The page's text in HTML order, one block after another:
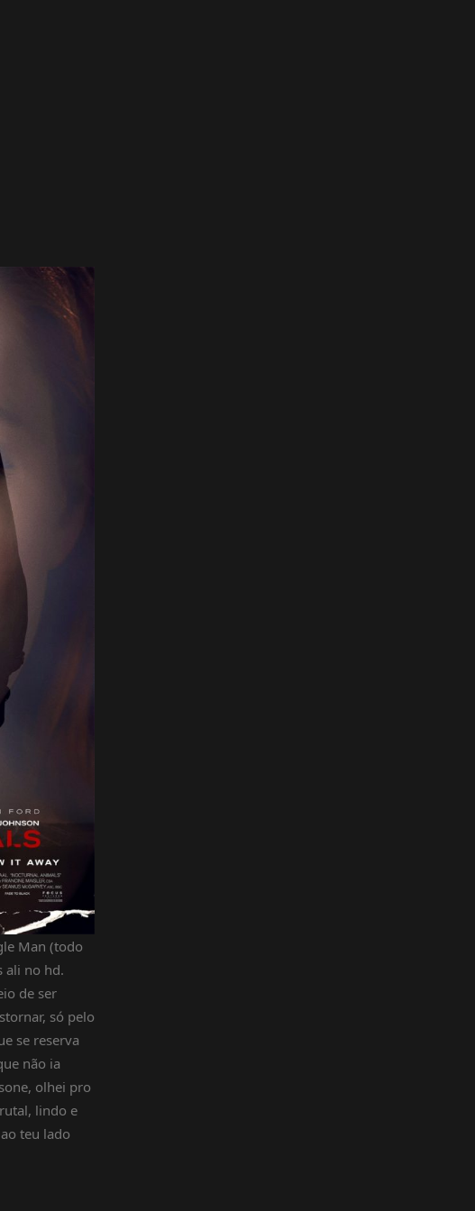
Man (todo
ali no hd.
de ser
só pelo
se reserva
não ia
olhei pro
lindo e
teu lado